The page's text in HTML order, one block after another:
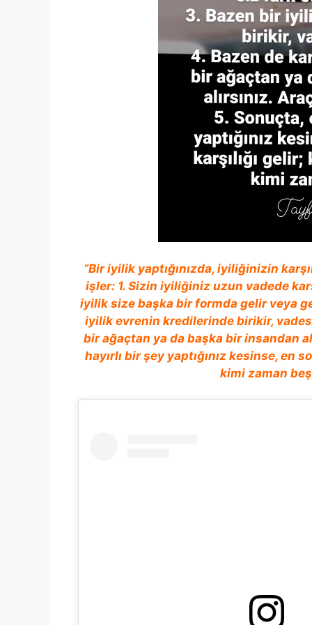
“Bir iyilik yaptığınızda, iyiliğinizin
işler: 1. Sizin iyiliğiniz uzun vadede
iyilik size başka bir formda gelir veya
iyilik evrenin kredilerinde birikir, vadesi
bir ağaçtan ya da başka bir insandan
hayırlı bir şey yaptığınız kesinse, en
kimi zaman